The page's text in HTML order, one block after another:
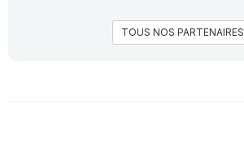
TOUS NOS PARTENAIRES